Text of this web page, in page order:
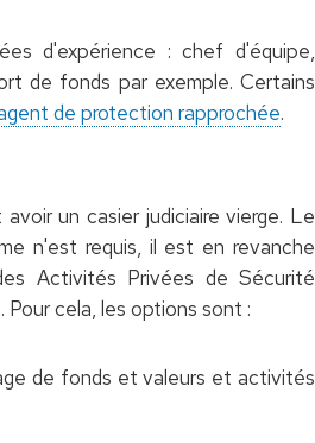
d'expérience : chef d'équipe,
de fonds par exemple. Certains
de protection rapprochée.
un casier judiciaire vierge. Le
n'est requis, il est en revanche
Activités Privées de Sécurité
cela, les options sont :
de fonds et valeurs et activités